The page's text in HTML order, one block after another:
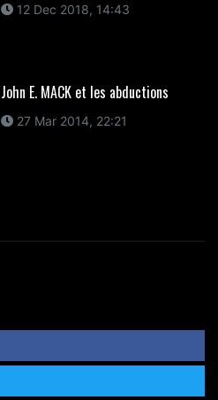
12 Dec 2018, 14:43
John E. MACK et les abductions
27 Mar 2014, 22:21